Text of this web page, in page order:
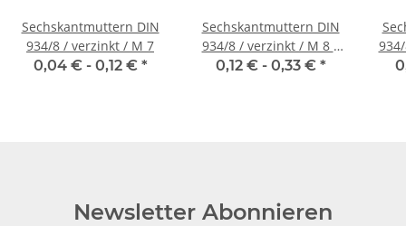
Sechskantmuttern DIN
934/8 / verzinkt / M 7
0,04 € - 0,12 € *
Sechskantmuttern DIN
934/8 / verzinkt / M 8 x
1.00
0,12 € - 0,33 € *
Newsletter Abonnieren